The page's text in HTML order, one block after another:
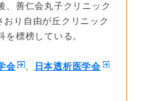
、善仁会丸子クリニック
り自由が丘クリニック
標榜している。
会 、
日本透析医学会